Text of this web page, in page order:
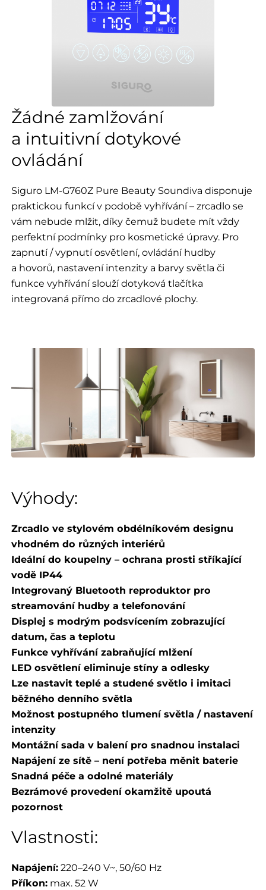
Žádné zamlžování
a intuitivní dotykové
ovládání
Siguro LM-G760Z Pure Beauty Soundiva disponuje
praktickou funkcí v podobě vyhřívání – zrcadlo se
vám nebude mlžit, díky čemuž budete mít vždy
perfektní podmínky pro kosmetické úpravy. Pro
zapnutí / vypnutí osvětlení, ovládání hudby
a hovorů, nastavení intenzity a barvy světla či
funkce vyhřívání slouží dotyková tlačítka
integrovaná přímo do zrcadlové plochy.
Výhody:
​​​​​​​​​Zrcadlo ve stylovém obdélníkovém designu
vhodném do různých interiérů
Ideální do koupelny – ochrana prosti stříkající
vodě IP44
Integrovaný Bluetooth reproduktor pro
streamování hudby a telefonování
Displej s modrým podsvícením zobrazující
datum, čas a teplotu
Funkce vyhřívání zabraňující mlžení
LED osvětlení eliminuje stíny a odlesky
Lze nastavit teplé a studené světlo i imitaci
běžného denního světla
Možnost postupného tlumení světla / nastavení
intenzity
Montážní sada v balení pro snadnou instalaci
Napájení ze sítě – není potřeba měnit baterie
Snadná péče a odolné materiály
Bezrámové provedení okamžitě upoutá
pozornost
Vlastnosti:
Napájení:220–240 V~, 50/60 Hz
Příkon:max. 52 W